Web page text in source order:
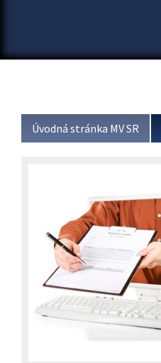
Úvodná stránka MV SR